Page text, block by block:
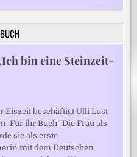
bin eine Steinzeit-
Eiszeit beschäftigt Ulli Lust
Für ihr Buch "Die Frau als
sie als erste
mit dem Deutschen